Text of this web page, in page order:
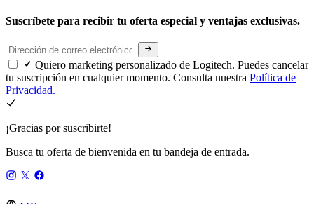
Suscríbete para recibir tu oferta especial y ventajas exclusivas.
Quiero marketing personalizado de Logitech. Puedes cancelar
tu suscripción en cualquier momento. Consulta nuestra Política de
Privacidad.
¡Gracias por suscribirte!
Busca tu oferta de bienvenida en tu bandeja de entrada.